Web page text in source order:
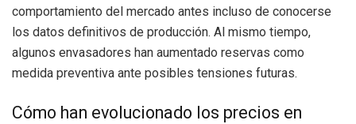
comportamiento del mercado antes incluso de conocerse
los datos definitivos de producción. Al mismo tiempo,
algunos envasadores han aumentado reservas como
medida preventiva ante posibles tensiones futuras.
Cómo han evolucionado los precios en